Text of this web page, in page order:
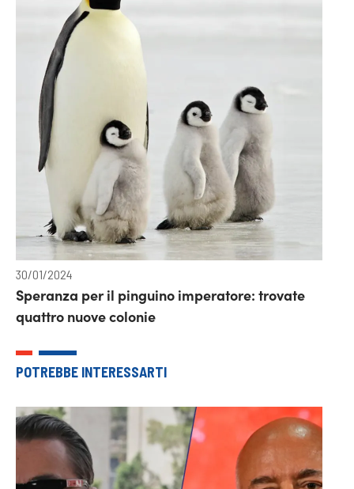
30/01/2024
Speranza per il pinguino imperatore: trovate
quattro nuove colonie
POTREBBE INTERESSARTI